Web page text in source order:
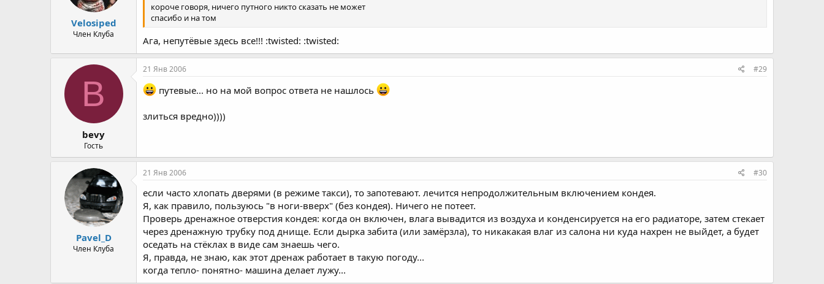
Velosiped
Член Клуба
короче говоря, ничего путного никто сказать не может
спасибо и на том
Ага, непутёвые здесь все!!! :twisted: :twisted:
B
bevy
Гость
21 Янв 2006 #29
путевые... но на мой вопрос ответа не нашлось
злиться вредно))))
Pavel_D
Член Клуба
21 Янв 2006 #30
если часто хлопать дверями (в режиме такси), то запотевают. лечится непродолжительным включением кондея.
Я, как правило, пользуюсь "в ноги-вверх" (без кондея). Ничего не потеет.
Проверь дренажное отверстия кондея: когда он включен, влага вывадится из воздуха и конденсируется на его радиаторе, затем стекает
через дренажную трубку под днище. Если дырка забита (или замёрзла), то никакакая влаг из салона ни куда нахрен не выйдет, а будет
оседать на стёклах в виде сам знаешь чего.
Я, правда, не знаю, как этот дренаж работает в такую погоду...
когда тепло- понятно- машина делает лужу...